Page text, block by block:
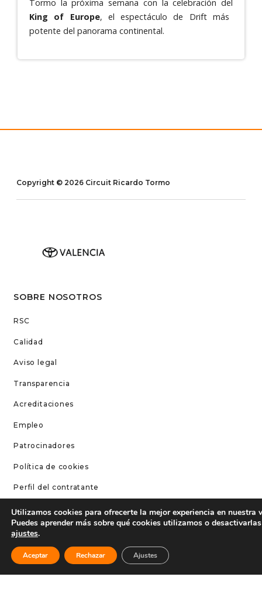
Tormo la próxima semana con la celebración del
King of Europe, el espectáculo de Drift más
potente del panorama continental.
Copyright © 2026 Circuit Ricardo Tormo
SOBRE NOSOTROS
RSC
Calidad
Aviso legal
Transparencia
Acreditaciones
Empleo
Patrocinadores
Política de cookies
Perfil del contratante
Fondos Next Generation
CONTÁCTANOS
Teléfono: 96 252 52 20
Utilizamos cookies para ofrecerte la mejor experiencia en nuestra
Puedes aprender más sobre qué cookies utilizamos o
ajustes.
Aceptar Rechazar Ajustes